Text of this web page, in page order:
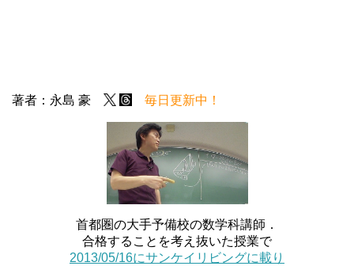
著者：永島 豪 毎日更新中！
首都圏の大手予備校の数学科講師．
合格することを考え抜いた授業で
2013/05/16にサンケイリビングに載り